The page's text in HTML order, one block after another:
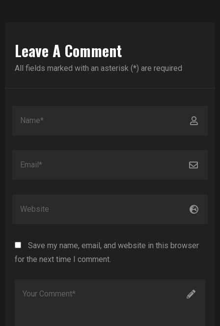
Leave A Comment
All fields marked with an asterisk (*) are required
Save my name, email, and website in this browser
for the next time I comment.